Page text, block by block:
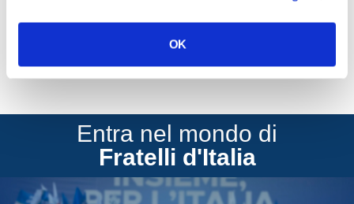
OK
Entra nel mondo di
Fratelli d'Italia